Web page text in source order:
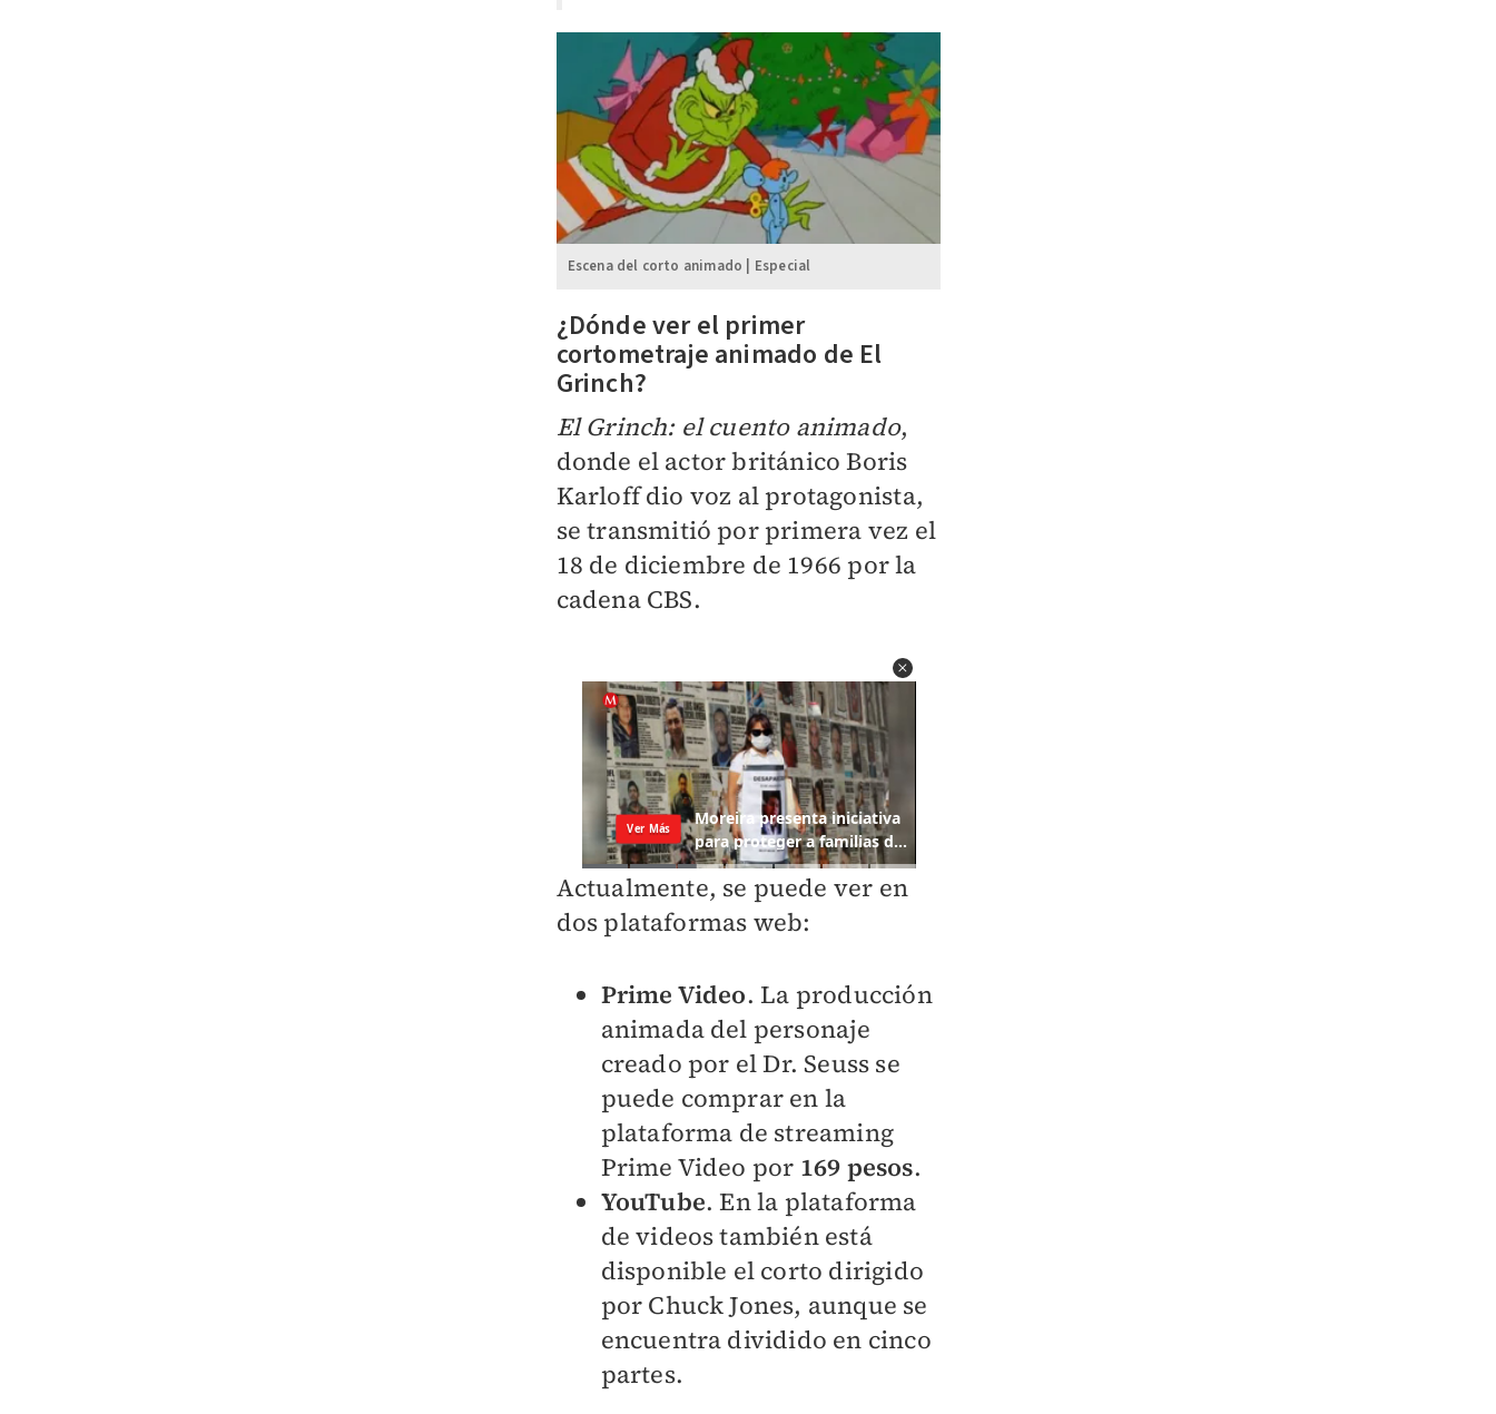
Escena del corto animado | Especial
¿Dónde ver el primer
cortometraje animado de El
Grinch?
El Grinch: el cuento animado,
donde el actor británico Boris
Karloff dio voz al protagonista,
se transmitió por primera vez el
18 de diciembre de 1966 por la
cadenaCBS.
Actualmente, se puede ver en
dos plataformas web:
Prime Video. La producción
animada del personaje
creado por elDr. Seuss se
puede comprar en la
plataforma de streaming
Prime Video por 169 pesos.
YouTube. En la plataforma
de videos también está
disponible el corto dirigido
por Chuck Jones, aunque se
encuentra dividido en cinco
partes.